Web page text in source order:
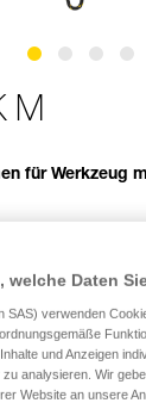
M
für Werkzeug
ein
ergonomischer
Ein- und
welche Daten
SAS) verwenden
und Anzeigen
analysieren. Wir
Website an unsere